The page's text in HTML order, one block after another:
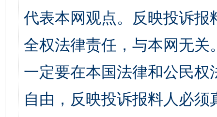
代表本网观点。反映投诉
全权法律责任，与本网无
一定要在本国法律和公民
自由，反映投诉报料人必